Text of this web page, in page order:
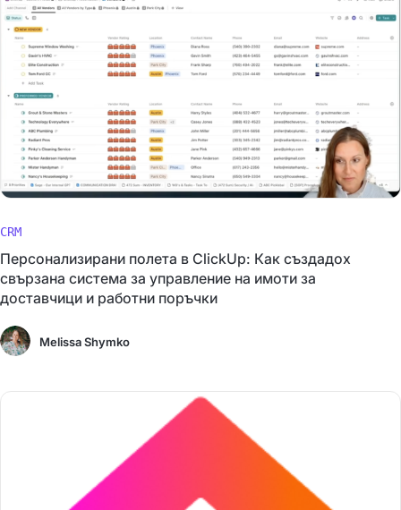
CRM
Персонализирани полета в ClickUp: Как създадох
свързана система за управление на имоти за
доставчици и работни поръчки
Melissa Shymko